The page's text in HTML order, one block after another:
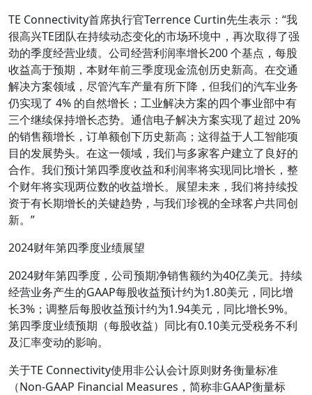
TE Connectivity首席执行官Terrence Curtin先生表示：“我
很高兴TE团队在持续动态变化的市场环境中，再次取得了强
劲的季度经营业绩。公司经营利润率增长200 个基点，每股
收益高于预期，本财年前三季度现金流创历史新高。在交通
解决方案领域，尽管汽车产量有所下降，但我们的汽车业务
仍实现了 4% 的自然增长；工业解决方案的四个事业部中有
三个继续保持增长态势。通信电子解决方案实现了超过 20%
的销售额增长，订单额创下历史新高；这得益于人工智能项
目的发展势头。在这一领域，我们与多家客户建立了良好的
合作。我们预计第四季度收益和利润率将实现同比增长，整
个财年将实现两位数的收益增长。展望未来，我们将持续投
资于有长期增长的关键趋势，与我们珍视的全球客户共同创
新。”
2024财年第四季度业绩展望
2024财年第四季度，公司预期净销售额约为40亿美元。持续
经营业务产生的GAAP每股收益预计约为1.80美元，同比增
长3%；调整后每股收益预计约为1.94美元，同比增长9%。
第四季度业绩预期（每股收益）同比有0.10美元受税务不利
及汇率变动的影响。
关于TE Connectivity使用非公认会计原则财务衡量标准
（Non-GAAP Financial Measures，简称非GAAP衡量标